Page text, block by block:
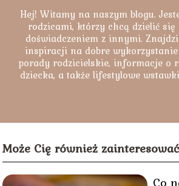
Hej! Witamy na naszym blogu.
rodzicami, którzy chcą dzielić
doświadczeniem z innymi.
inspiracji na dobre wykorzystanie
porady rodzicielskie, informacje o
dziecka, a także lifestylowe
Może Cię również zainteresować
Co